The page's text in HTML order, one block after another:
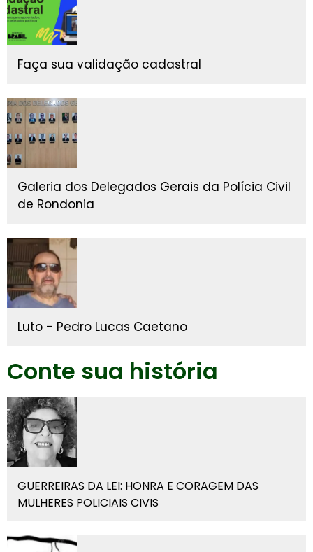
Faça sua validação cadastral
Galeria dos Delegados Gerais da Polícia Civil
de Rondonia
Luto - Pedro Lucas Caetano
Conte sua história
GUERREIRAS DA LEI: HONRA E CORAGEM DAS
MULHERES POLICIAIS CIVIS